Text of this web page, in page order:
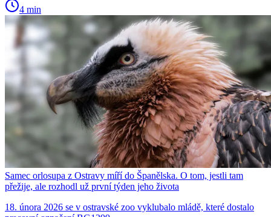
4 min
Samec orlosupa z Ostravy míří do Španělska. O tom, jestli tam
přežije, ale rozhodl už první týden jeho života
18. února 2026 se v ostravské zoo vyklubalo mládě, které dostalo